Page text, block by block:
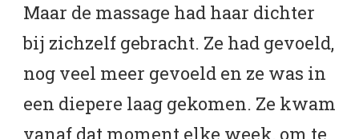
Maar de massage had haar dichter
bij zichzelf gebracht. Ze had gevoeld,
nog veel meer gevoeld en ze was in
een diepere laag gekomen. Ze kwam
vanaf dat moment elke week, om te